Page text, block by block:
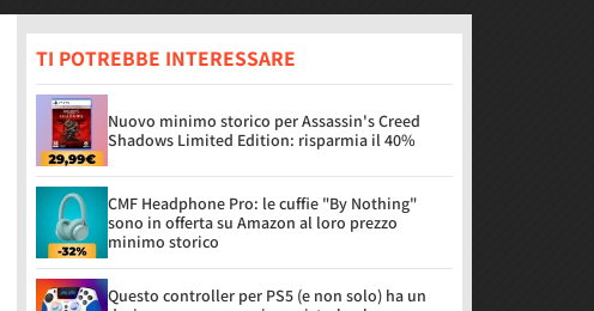
TI POTREBBE INTERESSARE
Nuovo minimo storico per Assassin's Creed
Shadows Limited Edition: risparmia il 40%
CMF Headphone Pro: le cuffie "By Nothing"
sono in offerta su Amazon al loro prezzo
minimo storico
Questo controller per PS5 (e non solo) ha un